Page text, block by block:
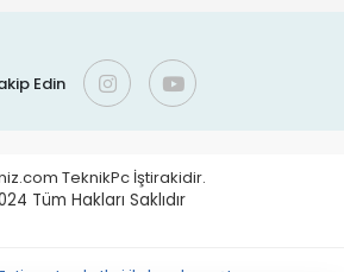
Edin
TeknikPc İştirakidir.
Tüm Hakları Saklıdır